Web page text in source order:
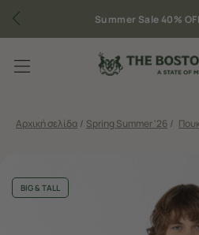
Summer Sale 40%
Αρχική σελίδα / Spring Summer '26 /
BIG & TALL